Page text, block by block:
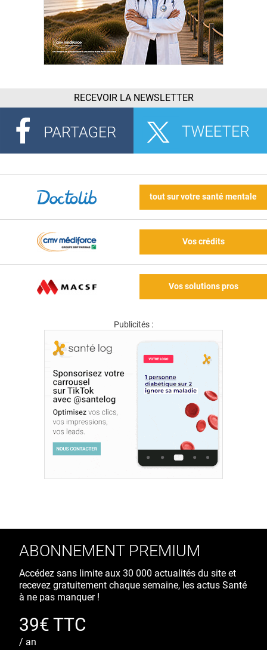
RECEVOIR LA NEWSLETTER
tout sur votre santé mentale
Vos crédits
Vos solutions pros
Publicités :
ABONNEMENT PREMIUM
Accédez sans limite aux 30 000 actualités du site et
recevez gratuitement chaque semaine, les actus Santé
à ne pas manquer !
39€ TTC
/ an